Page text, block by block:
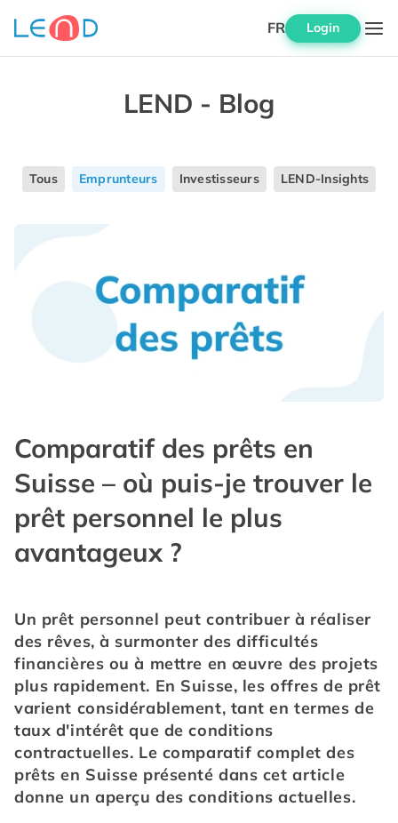
FR Login
LEND - Blog
Tous Emprunteurs Investisseurs LEND-Insights
Comparatif des prêts en
Suisse – où puis-je trouver le
prêt personnel le plus
avantageux ?
Un prêt personnel peut contribuer à réaliser
des rêves, à surmonter des difficultés
financières ou à mettre en œuvre des projets
plus rapidement. En Suisse, les offres de prêt
varient considérablement, tant en termes de
taux d'intérêt que de conditions
contractuelles. Le comparatif complet des
prêts en Suisse présenté dans cet article
donne un aperçu des conditions actuelles.